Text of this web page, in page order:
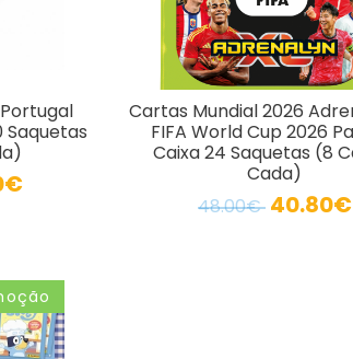
Saquetas
Cartas Mundial 2026
FIFA World Cup 2026
Caixa 24 Saquetas (8
Cada)
48.00€ 40.80€